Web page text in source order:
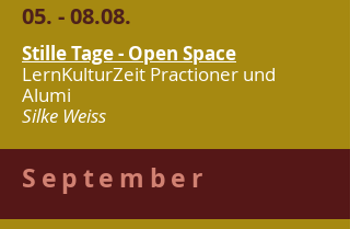
05. - 08.08.
Stille Tage - Open Space
LernKulturZeit Practioner und
Alumi
Silke Weiss
September